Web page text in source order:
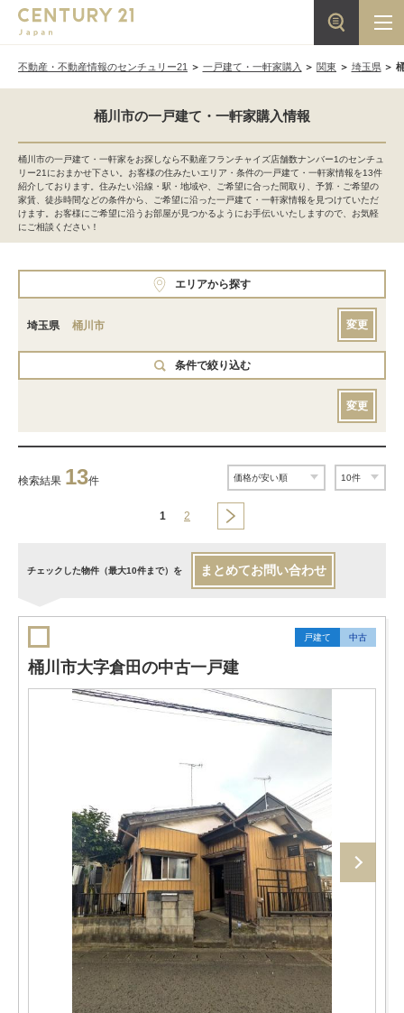
不動産・不動産情報のセンチュリー21 一戸建て・一軒家購入 関東 埼玉県
桶川市の一戸建て・一軒家購入情報
桶川市の一戸建て・一軒家をお探しなら不動産フランチャイズ店舗数ナンバー1のセンチュ
リー21におまかせ下さい。お客様の住みたいエリア・条件の一戸建て・一軒家情報を13件
紹介しております。住みたい沿線・駅・地域や、ご希望に合った間取り、予算・ご希望の
家賃、徒歩時間などの条件から、ご希望に沿った一戸建て・一軒家情報を見つけていただ
けます。お客様にご希望に沿うお部屋が見つかるようにお手伝いいたしますので、お気軽
にご相談ください！
エリアから探す
埼玉県 桶川市 変更
条件で絞り込む
変更
検索結果 13件
1 2
チェックした物件（最大10件まで）を まとめてお問い合わせ
戸建て 中古
桶川市大字倉田の中古一戸建